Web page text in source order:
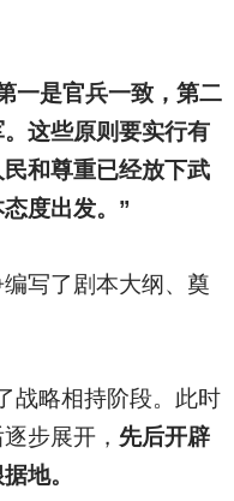
一是官兵一致，第二
这些原则要实行有
和尊重已经放下武
度出发。”
编写了剧本大纲、奠
战略相持阶段。此时
步展开， 先后开辟
地。